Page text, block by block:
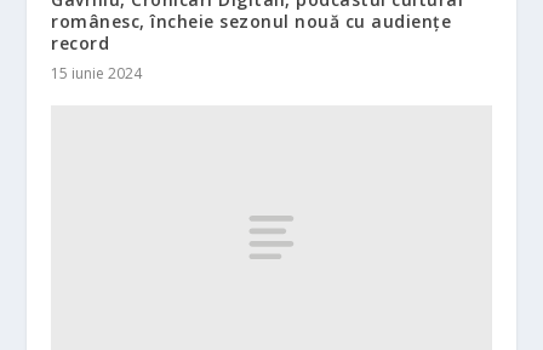
românesc, încheie sezonul nouă cu audiențe
record
15 iunie 2024